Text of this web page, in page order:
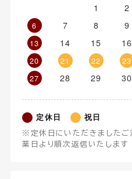
1 2
6
7 8 9
13
14 15 16
20
21 22 23
27
28 29 30
定休日 祝日
※定休日にいただきましたご
業日より順次返信いたします